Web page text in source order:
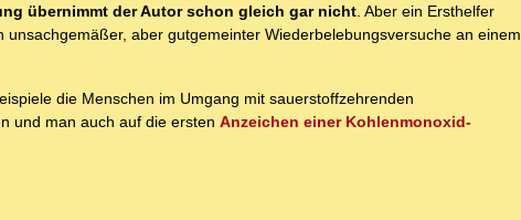
übernimmt der Autor schon gleich gar nicht. Aber ein Ersthelfer
unsachgemäßer, aber gutgemeinter Wiederbelebungsversuche an einem
die Menschen im Umgang mit sauerstoffzehrenden
und man auch auf die ersten Anzeichen einer Kohlenmonoxid-